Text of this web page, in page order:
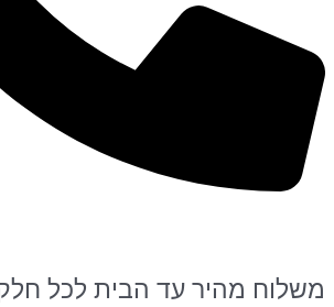
משלוח מהיר עד הבית לכל